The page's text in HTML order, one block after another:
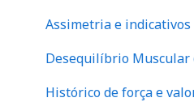
Assimetria e indicativos
Desequilíbrio Muscular
Histórico de força e